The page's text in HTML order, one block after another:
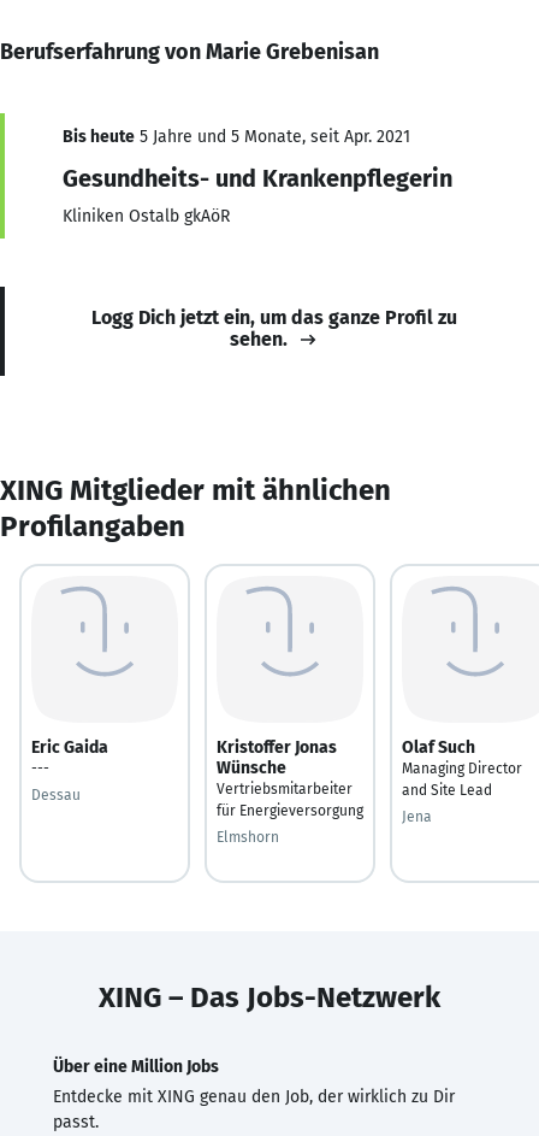
Berufserfahrung von Marie Grebenisan
Bis heute 5 Jahre und 5 Monate, seit Apr. 2021
Gesundheits- und Krankenpflegerin
Kliniken Ostalb gkAöR
Logg Dich jetzt ein, um das ganze Profil zu
sehen.
XING Mitglieder mit ähnlichen
Profilangaben
Eric Gaida
---
Dessau
Kristoffer Jonas
Wünsche
Vertriebsmitarbeiter
für Energieversorgung
Elmshorn
Olaf Such
Managing Director
and Site Lead
Jena
XING – Das Jobs-Netzwerk
Über eine Million Jobs
Entdecke mit XING genau den Job, der wirklich zu Dir
passt.